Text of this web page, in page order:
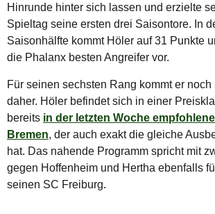
Hinrunde hinter sich lassen und erzielte
Spieltag seine ersten drei Saisontore. In
Saisonhälfte kommt Höler auf 31 Punkte
die Phalanx besten Angreifer vor.
Für seinen sechsten Rang kommt er
daher. Höler befindet sich in einer
bereits in der letzten Woche
Bremen, der auch exakt die gleiche
hat. Das nahende Programm spricht mit
gegen Hoffenheim und Hertha ebenfalls
seinen SC Freiburg.